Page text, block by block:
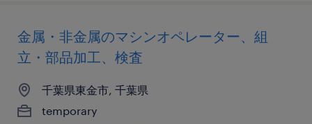
金属・非金属のマシンオペレーター、組
立・部品加工、検査
千葉県東金市, 千葉県
temporary